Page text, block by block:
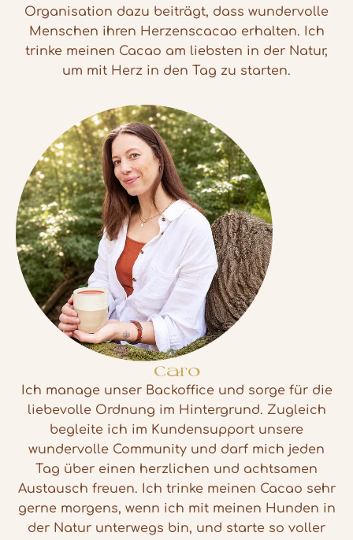
Organisation dazu beiträgt, dass wundervolle
Menschen ihren Herzenscacao erhalten. Ich
trinke meinen Cacao am liebsten in der Natur,
um mit Herz in den Tag zu starten.
Caro
Ich manage unser Backoffice und sorge für die
liebevolle Ordnung im Hintergrund. Zugleich
begleite ich im Kundensupport unsere
wundervolle Community und darf mich jeden
Tag über einen herzlichen und achtsamen
Austausch freuen. Ich trinke meinen Cacao sehr
gerne morgens, wenn ich mit meinen Hunden in
der Natur unterwegs bin, und starte so voller